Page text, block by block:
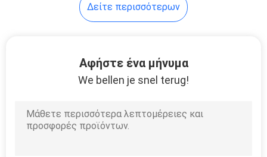
Αγρόκτημα Γκέιτς
Δείτε περισσότερων
Αφήστε ένα μήνυμα
We bellen je snel terug!